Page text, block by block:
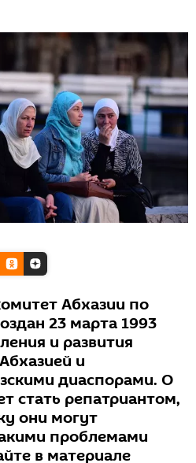
Абхазии по
23 марта 1993
и развития
и
диаспорами. О
стать репатриантом,
они могут
проблемами
в материале